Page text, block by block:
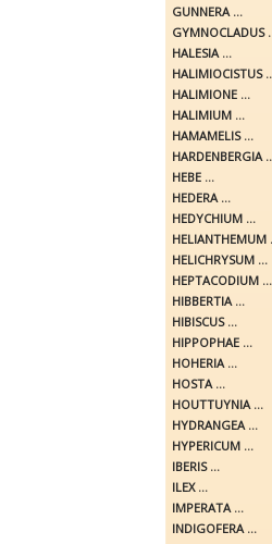
GUNNERA ...
GYMNOCLADUS
HALESIA ...
HALIMIOCISTUS
HALIMIONE ...
HALIMIUM ...
HAMAMELIS ...
HARDENBERGIA
HEBE ...
HEDERA ...
HEDYCHIUM ...
HELIANTHEMUM
HELICHRYSUM ...
HEPTACODIUM ...
HIBBERTIA ...
HIBISCUS ...
HIPPOPHAE ...
HOHERIA ...
HOSTA ...
HOUTTUYNIA ...
HYDRANGEA ...
HYPERICUM ...
IBERIS ...
ILEX ...
IMPERATA ...
INDIGOFERA ...